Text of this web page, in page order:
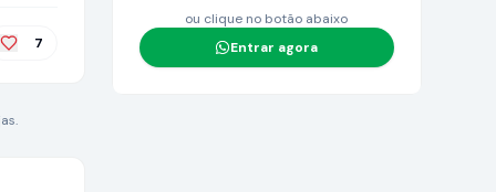
7
ou clique no botão abaixo
Entrar agora